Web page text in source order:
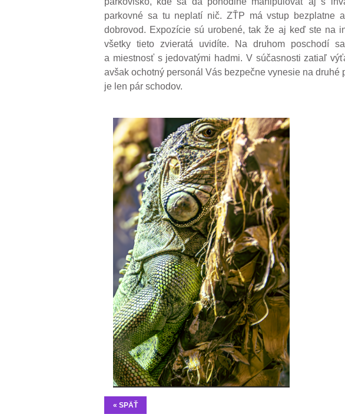
parkovné sa tu neplatí nič. ZŤP má vstup bezplatne
dobrovod. Expozície sú urobené, tak že aj keď ste na
všetky tieto zvieratá uvidíte. Na druhom poschodí
a miestnosť s jedovatými hadmi. V súčasnosti zatiaľ
avšak ochotný personál Vás bezpečne vynesie na druhé
je len pár schodov.
« SPÄŤ